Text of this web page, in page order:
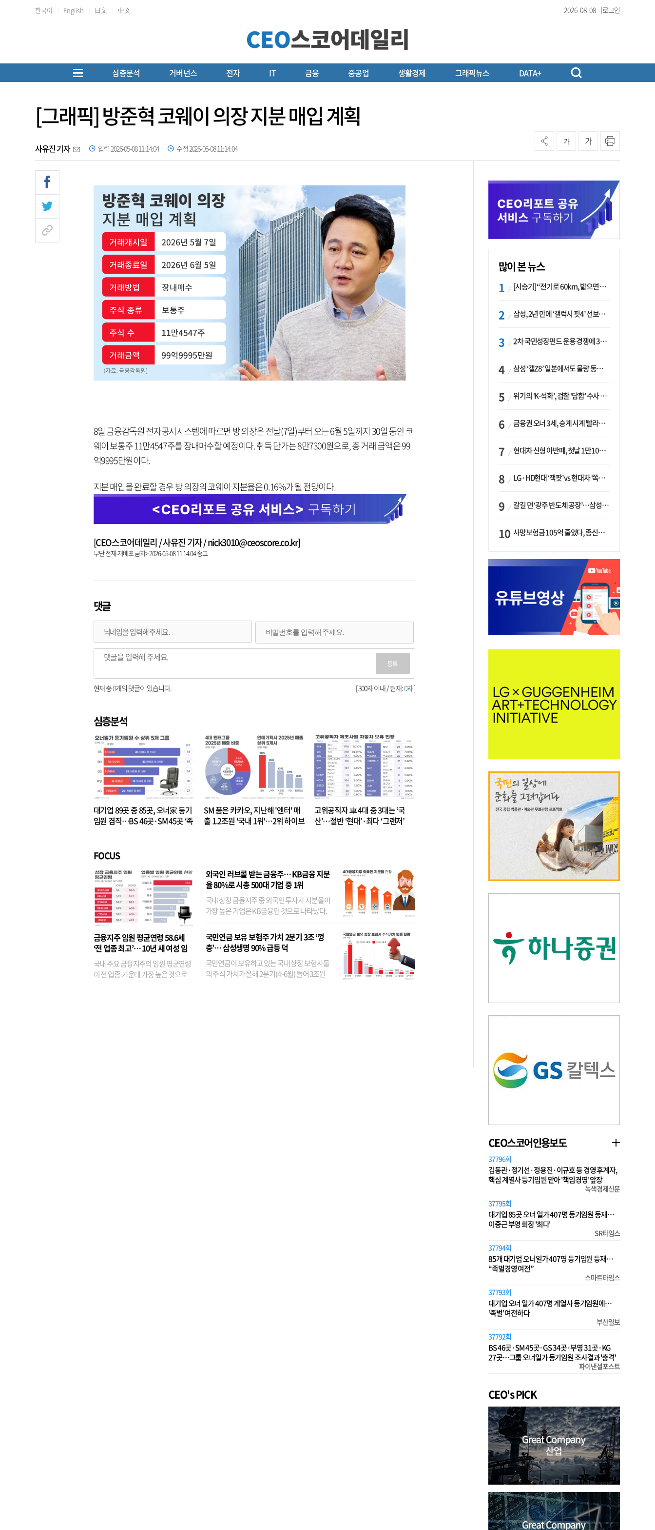
한국어 English 日文 中文 2026-08-08 로그인
심층분석 거버넌스 전자 IT 금융 중공업 생활경제 그래픽뉴스 DATA+
[그래픽] 방준혁 코웨이 의장 지분 매입 계획
사유진 기자 입력 2026-05-08 11:14:04 수정 2026-05-08 11:14:04
가 가
8일 금융감독원 전자공시시스템에 따르면 방 의장은 전날(7일)부터 오는 6월 5일까지 30일 동안 코
웨이 보통주 11만4547주를 장내매수할 예정이다. 취득 단가는 8만7300원으로, 총 거래 금액은 99
억9995만원이다.
지분 매입을 완료할 경우 방 의장의 코웨이 지분율은 0.16%가 될 전망이다.
[CEO스코어데일리 / 사유진 기자 / nick3010@ceoscore.co.kr]
무단 전재-재배포 금지> 2026-05-08 11:14:04 송고
댓글
등록
[ 300자 이내 / 현재:0자 ]
현재 총0개의 댓글이 있습니다.
심층분석
대기업 89곳 중 85곳, 오너家 등기
임원 겸직…BS 46곳·SM 45곳 ‘족
SM 품은 카카오, 지난해 '엔터' 매
출 1.2조원 '국내 1위'…2위 하이브
고위공직자 車 4대 중 3대는 ‘국
산’…절반 ‘현대’·최다 ‘그랜저’
FOCUS
금융지주 임원 평균연령 58.6세
‘전 업종 최고’… 10년 새 여성 임
원은 14배 껑충
국내 주요 금융지주의 임원 평균연령
이 전 업종 가운데 가장 높은 것으로
외국인 러브콜 받는 금융주… KB금융 지분
율 80%로 시총 500대 기업 중 1위
국내 상장 금융지주 중 외국인 투자자 지분율이
가장 높은 기업은 KB금융인 것으로 나타났다.
융이었다. 특히 KB금융은 지난달 말 기준 해외
기관투자자 지분율이...
국민연금 보유 보험주 가치 2분기 3조 ‘껑
충’… 삼성생명 90% 급등 덕
국민연금이 보유하고 있는 국내 상장 보험사들
의 주식 가치가 올해 2분기(4~6월) 들어 3조원
많이 본 뉴스
[시승기] “전기로 60km, 밟으면 462마력”…볼보 XC60 T8의 두 얼굴
삼성, 2년 만에 ‘갤럭시 핏4’ 선보이나…웨어러블 생태계 확장 ‘시동’
2차 국민성장펀드 운용 경쟁에 33개사 몰렸다…신한·하나 등 새 얼굴 대거 합류
삼성 ‘갤Z8’ 일본에서도 물량 동났다…애플 참전 앞두고 선두 수성 ‘시험대’
위기의 ‘K-석화’, 검찰 ‘담합’ 수사 착수…“LG·한화·롯데 등 7개 업체, 8개 제품 가격 담합”
금융권 오너 3세, 승계 시계 빨라지나…한국투자 ‘속도’·미래에셋·메리츠는 ‘거리두기’
현대차 신형 아반떼, 첫날 1만1094대 계약…역대 최고치 경신
LG·HD현대 ‘잭팟’ vs 현대차 ‘쪽박’…글로벌 사모펀드, 韓 대기업 투자 ‘희비’
갈길 먼 ‘광주 반도체 공장’…삼성·SK, ‘주 52시간제’ 규제 해소 ‘공방’
사망보험금 105억 줄었다, 종신보험·유동화 동시에 ‘주춤’…신한라이프는 401억 급증
CEO스코어인용보도
37796회
김동관·정기선·정용진·이규호 등 경영 후계자,
핵심 계열사 등기임원 맡아 '책임경영' 앞장
녹색경제신문
37795회
대기업 85곳 오너 일가 407명 등기임원 등재…
이중근 부영 회장 '최다'
SR타임스
37794회
85개 대기업 오너일가 407명 등기임원 등재…
“족벌경영 여전”
스마트타임스
37793회
대기업 오너 일가 407명 계열사 등기임원에…
‘족벌’ 여전하다
부산일보
37792회
BS 46곳·SM 45곳·GS 34곳·부영 31곳·KG
27곳…그룹 오너일가 등기임원 조사결과 '충격'
파이낸셜포스트
CEO's PICK